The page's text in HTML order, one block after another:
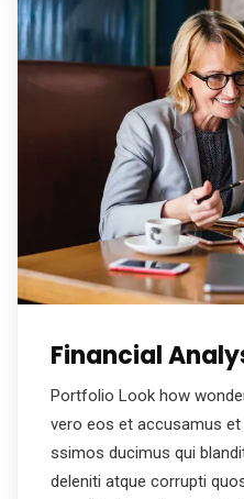
Financial
Portfolio Look how
vero eos et accusamus
ssimos ducimus qui
deleniti atque corrupti